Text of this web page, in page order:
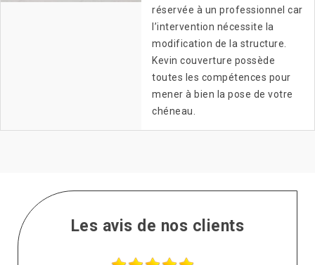
réservée à un professionnel car
l’intervention nécessite la
modification de la structure.
Kevin couverture possède
toutes les compétences pour
mener à bien la pose de votre
chéneau.
Les avis de nos clients